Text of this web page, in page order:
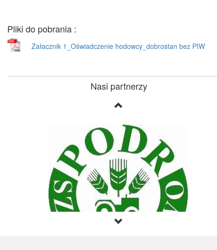
Pliki do pobrania :
Załacznik 1_Oświadczenie hodowcy_dobrostan bez PIW
Nasi partnerzy